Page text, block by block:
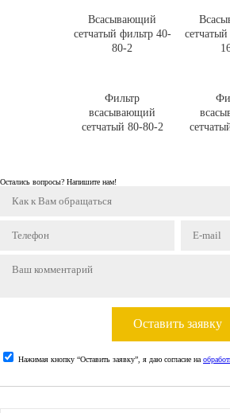
Всасывающий
сетчатый фильтр 40-
80-2
Фильтр
всасывающий
сетчатый 80-80-2
Остались вопросы? Напишите нам!
Оставить заявку
Нажимая кнопку “Оставить заявку”, я даю согласие на